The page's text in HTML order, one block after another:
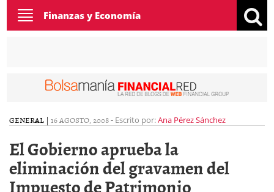
Toggle
navigation
Finanzas y Economía
GENERAL | 16 AGOSTO, 2008- Escrito por:Ana Pérez Sánchez
El Gobierno aprueba la
eliminación del gravamen del
Impuesto de Patrimonio